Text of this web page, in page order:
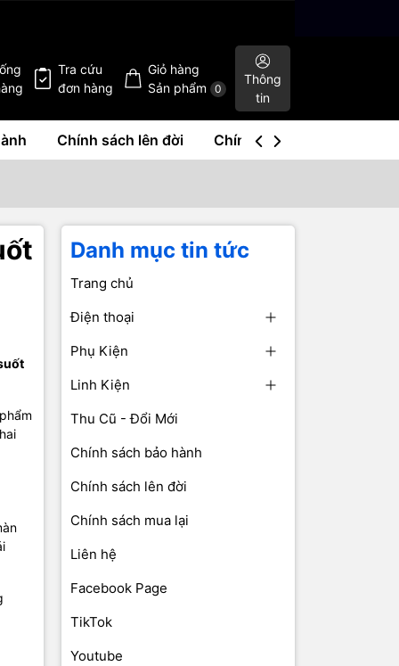
Tra cứu
đơn hàng
Giỏ hàng
Sản phẩm
0
Thông
tin
Chính sách lên đời Chính sách mua lại
Danh mục tin tức
Trang chủ
Điện thoại
Phụ Kiện
Linh Kiện
Thu Cũ - Đổi Mới
Chính sách bảo hành
Chính sách lên đời
Chính sách mua lại
Liên hệ
Facebook Page
TikTok
Youtube